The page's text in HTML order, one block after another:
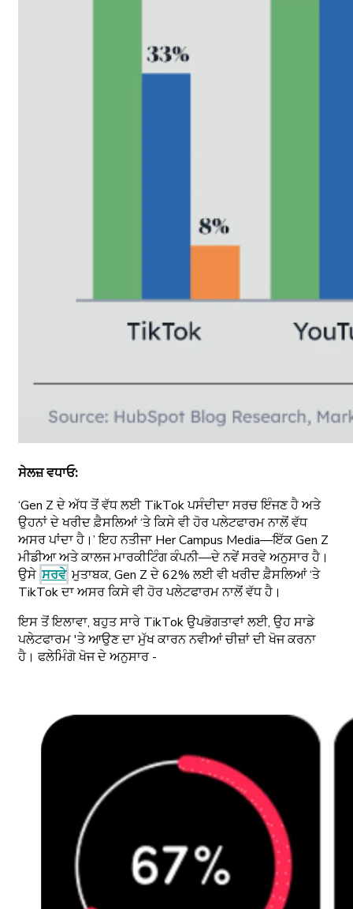
ਸੇਲਜ਼ ਵਧਾਓ:
‘Gen Z ਦੇ ਅੱਧ ਤੋਂ ਵੱਧ ਲਈ TikTok ਪਸੰਦੀਦਾ ਸਰਚ ਇੰਜਣ ਹੈ ਅਤੇ
ਉਹਨਾਂ ਦੇ ਖਰੀਦ ਫ਼ੈਸਲਿਆਂ ‘ਤੇ ਕਿਸੇ ਵੀ ਹੋਰ ਪਲੇਟਫਾਰਮ ਨਾਲੋਂ ਵੱਧ
ਅਸਰ ਪਾਂਦਾ ਹੈ।’ ਇਹ ਨਤੀਜਾ Her Campus Media—ਇੱਕ Gen Z
ਮੀਡੀਆ ਅਤੇ ਕਾਲਜ ਮਾਰਕੀਟਿੰਗ ਕੰਪਨੀ—ਦੇ ਨਵੇਂ ਸਰਵੇ ਅਨੁਸਾਰ ਹੈ।
ਉਸੇ ਸਰਵੇ ਮੁਤਾਬਕ, Gen Z ਦੇ 62% ਲਈ ਵੀ ਖਰੀਦ ਫ਼ੈਸਲਿਆਂ ‘ਤੇ
TikTok ਦਾ ਅਸਰ ਕਿਸੇ ਵੀ ਹੋਰ ਪਲੇਟਫਾਰਮ ਨਾਲੋਂ ਵੱਧ ਹੈ।
ਇਸ ਤੋਂ ਇਲਾਵਾ, ਬਹੁਤ ਸਾਰੇ TikTok ਉਪਭੋਗਤਾਵਾਂ ਲਈ, ਉਹ ਸਾਡੇ
ਪਲੇਟਫਾਰਮ 'ਤੇ ਆਉਣ ਦਾ ਮੁੱਖ ਕਾਰਨ ਨਵੀਆਂ ਚੀਜ਼ਾਂ ਦੀ ਖੋਜ ਕਰਨਾ
ਹੈ। ਫਲੇਮਿੰਗੋ ਖੋਜ ਦੇ ਅਨੁਸਾਰ -